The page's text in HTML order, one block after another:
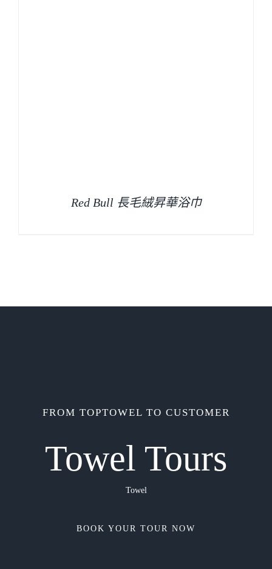
Red Bull 長毛絨昇華浴巾
FROM TOPTOWEL TO CUSTOMER
Towel Tours
Towel
BOOK YOUR TOUR NOW